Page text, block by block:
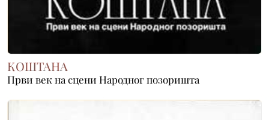
КОШТАНА
Први век на сцени Народног позоришта